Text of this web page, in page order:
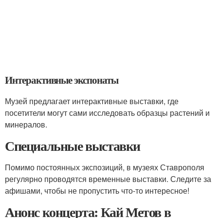
Интерактивные экспонаты
Музей предлагает интерактивные выставки, где
посетители могут сами исследовать образцы растений и
минералов.
Специальные выставки
Помимо постоянных экспозиций, в музеях Ставрополя
регулярно проводятся временные выставки. Следите за
афишами, чтобы не пропустить что-то интересное!
Анонс концерта: Кай Метов в